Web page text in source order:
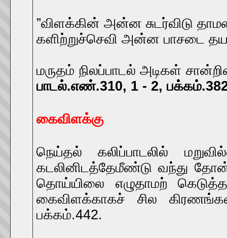
”விளக்கின் அன்ன சுடர்விடு
களிற்றுச்செவி அன்ன பாசடை
மருதம் நிலப்பாடல் அடிகள்
பாடல்.எண்.310, 1 - 2,
கைவிளக்கு
நெய்தல் கலிப்பாடலில்
கடலினிடத்தேமீண்டு வந்து
தொய்யிலை எழுதாமற்
கைவிளக்காகச் சில
பக்கம்.442.